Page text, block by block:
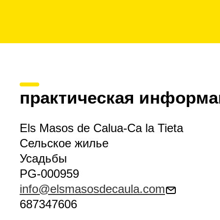
практическая
Els Masos de Calua-Ca la Tieta
Сельское жилье
Усадьбы
PG-000959
info@elsmasosdecaula.com
687347606